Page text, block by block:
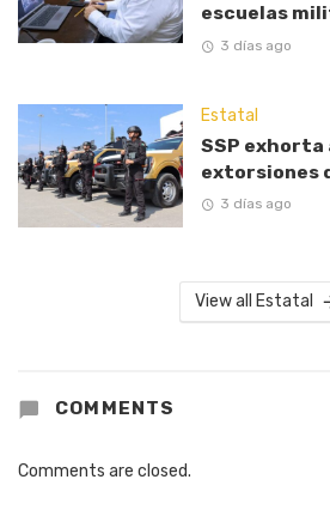
escuelas
3 días ago
Estatal
SSP exhorta
extorsiones
3 días ago
View all Estatal
COMMENTS
Comments are closed.